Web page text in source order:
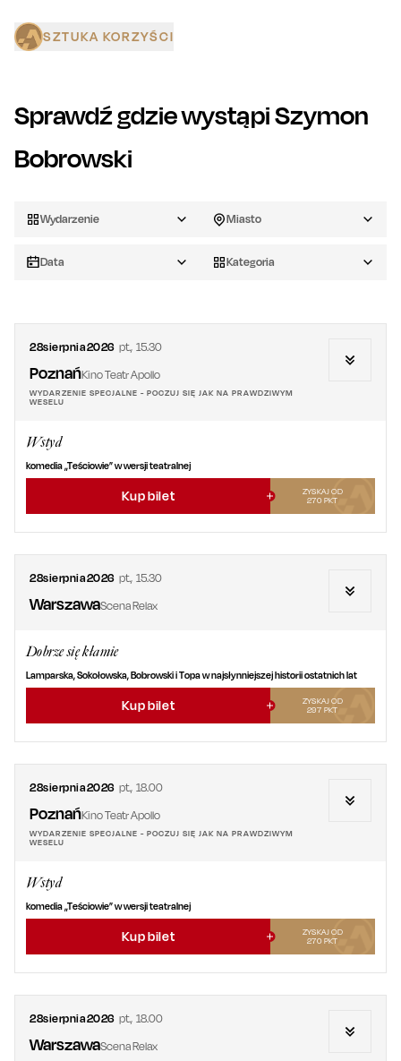
SZTUKA KORZYŚCI
Sprawdź gdzie wystąpiSzymon
Bobrowski
Wydarzenie Miasto
Data Kategoria
28sierpnia2026 pt., 15.30
PoznańKino Teatr Apollo
WYDARZENIE SPECJALNE - POCZUJ SIĘ JAK NA PRAWDZIWYM
WESELU
Wstyd
komedia „Teściowie” w wersji teatralnej
Kup bilet
ZYSKAJ OD
270 PKT
28sierpnia2026 pt., 15.30
WarszawaScena Relax
Dobrze się kłamie
Lamparska, Sokołowska, Bobrowski i Topa w najsłynniejszej historii ostatnich lat
Kup bilet
ZYSKAJ OD
297 PKT
28sierpnia2026 pt., 18.00
PoznańKino Teatr Apollo
WYDARZENIE SPECJALNE - POCZUJ SIĘ JAK NA PRAWDZIWYM
WESELU
Wstyd
komedia „Teściowie” w wersji teatralnej
Kup bilet
ZYSKAJ OD
270 PKT
28sierpnia2026 pt., 18.00
WarszawaScena Relax